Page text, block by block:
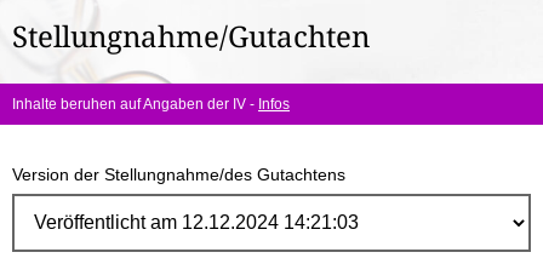
hier:
Stellungnahme/Gutachten
Inhalte beruhen auf Angaben der IV - Infos
Version der Stellungnahme/des Gutachtens